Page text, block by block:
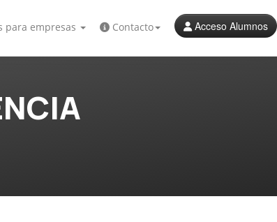
para empresas Contacto Acceso Alumnos